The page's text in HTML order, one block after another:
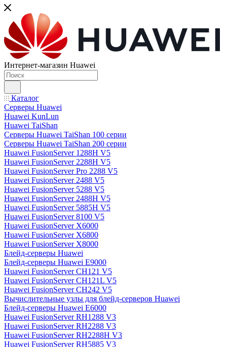
Интернет-магазин Huawei
Каталог
Серверы Huawei
Huawei KunLun
Huawei TaiShan
Серверы Huawei TaiShan 100 серии
Серверы Huawei TaiShan 200 серии
Huawei FusionServer 1288H V5
Huawei FusionServer 2288H V5
Huawei FusionServer Pro 2288 V5
Huawei FusionServer 2488 V5
Huawei FusionServer 5288 V5
Huawei FusionServer 2488H V5
Huawei FusionServer 5885H V5
Huawei FusionServer 8100 V5
Huawei FusionServer X6000
Huawei FusionServer X6800
Huawei FusionServer X8000
Блейд-серверы Huawei
Блейд-серверы Huawei E9000
Huawei FusionServer CH121 V5
Huawei FusionServer CH121L V5
Huawei FusionServer CH242 V5
Вычислительные узлы для блейд-серверов Huawei
Блейд-серверы Huawei E6000
Huawei FusionServer RH1288 V3
Huawei FusionServer RH2288 V3
Huawei FusionServer RH2288H V3
Huawei FusionServer RH5885 V3